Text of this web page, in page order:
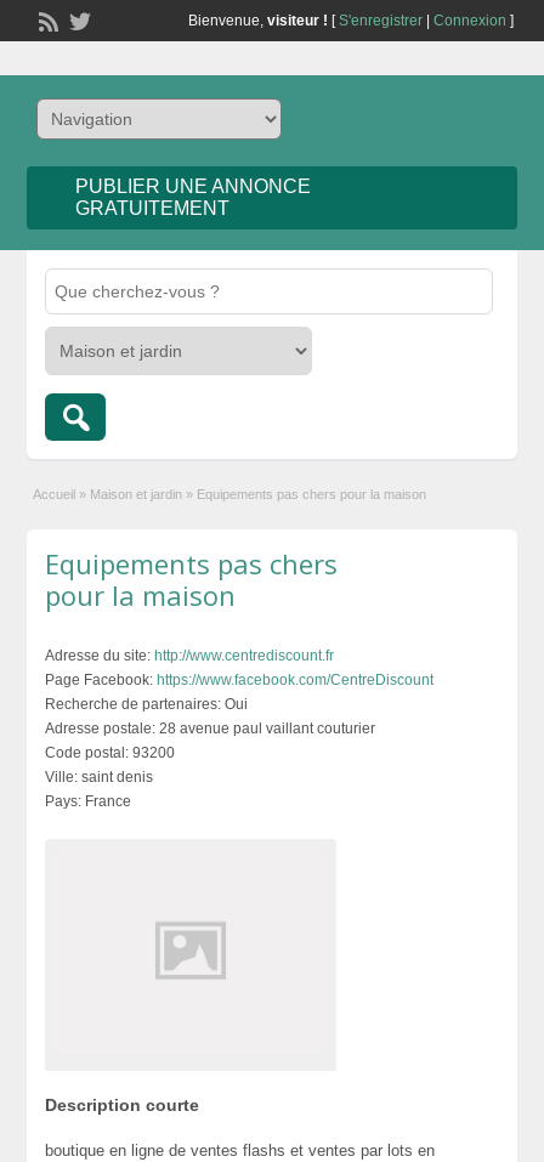
Bienvenue, visiteur ! [S'enregistrer| Connexion ]
PUBLIER UNE ANNONCE
GRATUITEMENT
Accueil » Maison et jardin » Equipements pas chers pour la maison
Equipements pas chers
pour la maison
Adresse du site: http://www.centrediscount.fr
Page Facebook: https://www.facebook.com/CentreDiscount
Recherche de partenaires: Oui
Adresse postale: 28 avenue paul vaillant couturier
Code postal: 93200
Ville: saint denis
Pays: France
Description courte
boutique en ligne de ventes flashs et ventes par lots en